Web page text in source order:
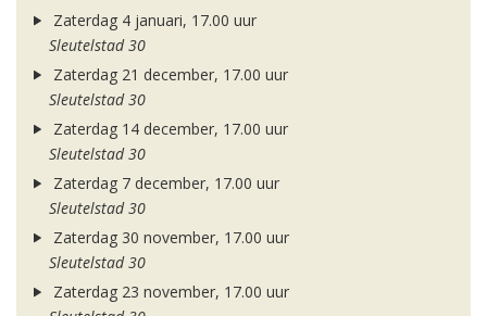
Zaterdag 4 januari, 17.00 uur
Sleutelstad 30
Zaterdag 21 december, 17.00 uur
Sleutelstad 30
Zaterdag 14 december, 17.00 uur
Sleutelstad 30
Zaterdag 7 december, 17.00 uur
Sleutelstad 30
Zaterdag 30 november, 17.00 uur
Sleutelstad 30
Zaterdag 23 november, 17.00 uur